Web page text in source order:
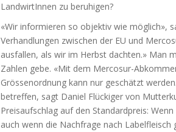
LandwirtInnen zu beruhigen?
«Wir informieren so objektiv wie möglich»,
Verhandlungen zwischen der EU und
ausfallen, als wir im Herbst dachten.» Man
Zahlen gebe. «Mit dem Mercosur-
Grössenordnung kann nur geschätzt
betreffen, sagt Daniel Flückiger von
Preisaufschlag auf den Standardpreis:
auch wenn die Nachfrage nach Labelfleisch